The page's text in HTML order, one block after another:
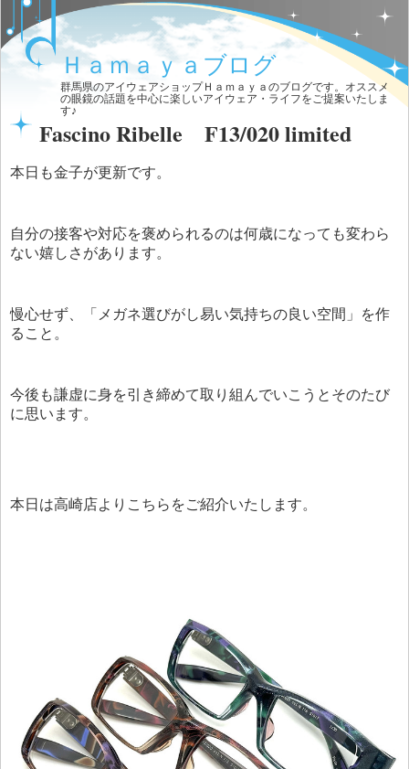
Ｈａｍａｙａブログ
群馬県のアイウェアショップＨａｍａｙａのブログです。オススメ
の眼鏡の話題を中心に楽しいアイウェア・ライフをご提案いたしま
す♪
Fascino Ribelle F13/020 limited
本日も金子が更新です。
自分の接客や対応を褒められるのは何歳になっても変わら
ない嬉しさがあります。
慢心せず、「メガネ選びがし易い気持ちの良い空間」を作
ること。
今後も謙虚に身を引き締めて取り組んでいこうとそのたび
に思います。
本日は高崎店よりこちらをご紹介いたします。